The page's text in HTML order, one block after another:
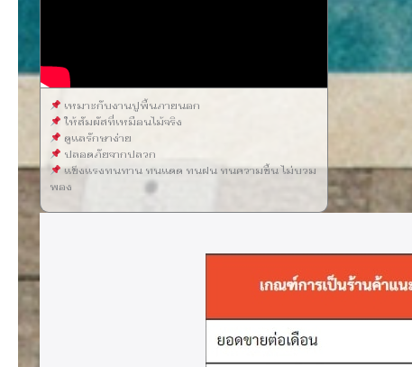
เหมาะกับงานปูพื้นภายนอก
ให้สัมผัสที่เหมือนไม้จริง
ดูแลรักษาง่าย
ปลอดภัยจากปลวก
แข็งแรงทนทาน ทนแดด ทนฝน ทนความชื้น ไม่บวม
พอง